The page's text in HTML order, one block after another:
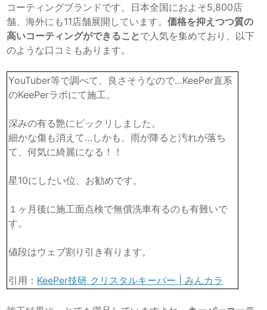
コーティングブランドです。日本全国におよそ5,800店
舗、海外にも11店舗展開しています。価格を抑えつつ質の
高いコーティングができることで人気を集めており、以下
のような口コミもあります。
YouTuber等で調べて、良さそうなので…KeePer直系
のKeePerラボにて施工。
深みの有る艶にビックリしました。
細かな傷も消えて…しかも、雨が降ると汚れが落ち
て、何気に綺麗になる！！
星10にしたい位、お勧めです。
１ヶ月後に施工面点検で無償洗車有るのも有難いで
す。
値段はウェブ割り引き有ります。
引用： KeePer技研 クリスタルキーパー | みんカラ